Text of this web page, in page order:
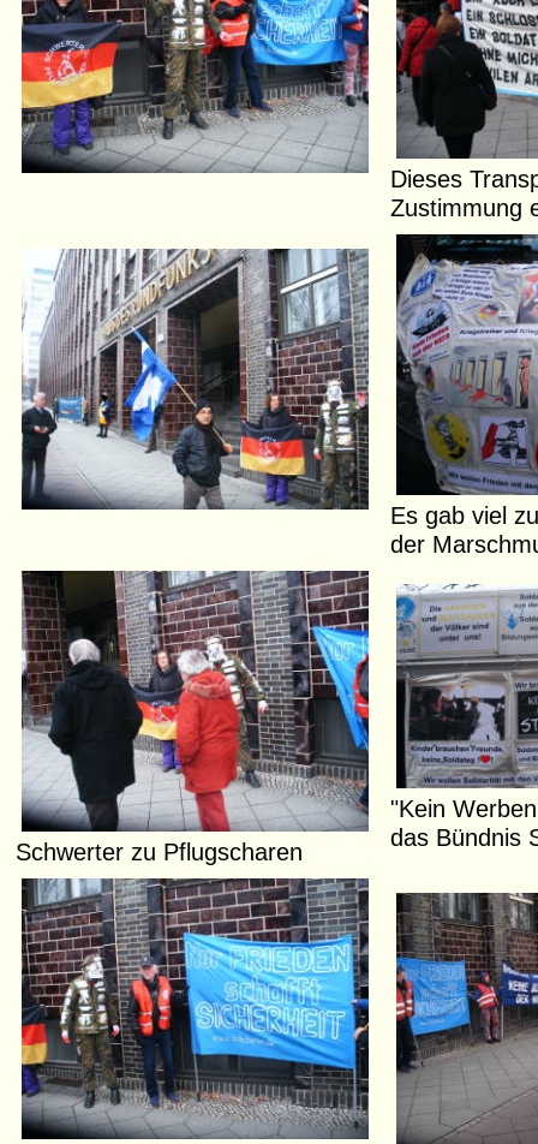
Dieses
Zustimmung
Es gab viel
der
Schwerter zu Pflugscharen
"Kein
das Bündnis